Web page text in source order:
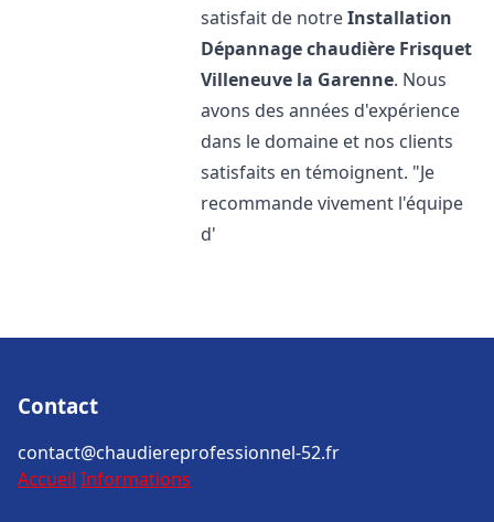
satisfait de notreInstallation
Dépannage chaudière Frisquet
Villeneuve la Garenne. Nous
avons des années d'expérience
dans le domaine et nos clients
satisfaits en témoignent. "Je
recommande vivement l'équipe
d'
Contact
contact@chaudiereprofessionnel-52.fr
Accueil Informations